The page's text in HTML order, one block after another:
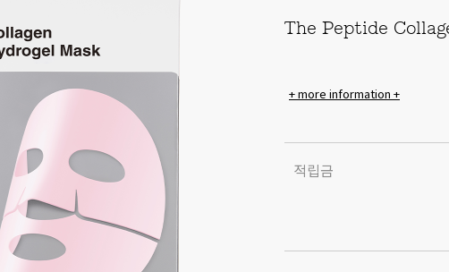
The Peptide
+ more information +
적립금